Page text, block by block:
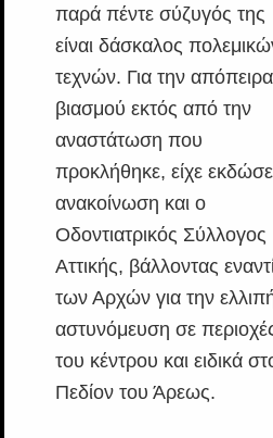
παρά πέντε σύζυγός της
είναι δάσκαλος
τεχνών. Για την απόπειρα
βιασμού εκτός από την
αναστάτωση που
προκλήθηκε, είχε
ανακοίνωση και ο
Οδοντιατρικός Σύλλογος
Αττικής, βάλλοντας
των Αρχών για την
αστυνόμευση σε
του κέντρου και ειδικά
Πεδίον του Άρεως.